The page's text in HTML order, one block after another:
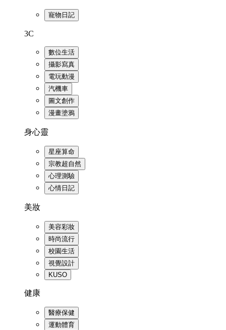
寵物日記
3C
數位生活
攝影寫真
電玩動漫
汽機車
圖文創作
漫畫塗鴉
身心靈
星座算命
宗教超自然
心理測驗
心情日記
美妝
美容彩妝
時尚流行
校園生活
視覺設計
KUSO
健康
醫療保健
運動體育